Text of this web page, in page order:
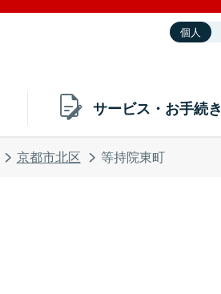
個人
サービス・お手続き
京都市北区 等持院東町